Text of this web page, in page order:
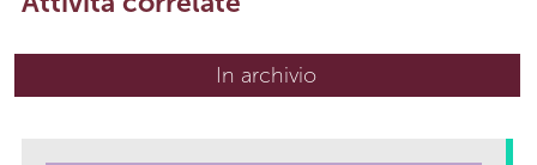
In archivio